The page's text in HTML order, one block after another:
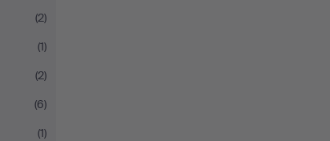
(2)
(1)
(2)
(6)
(1)